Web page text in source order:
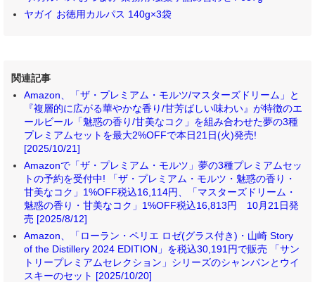
ヤガイ お徳用カルパス 140g×3袋
関連記事
Amazon、「ザ・プレミアム・モルツ/マスターズドリーム」と
『複層的に広がる華やかな香り/甘芳ばしい味わい』が特徴のエ
ールビール「魅惑の香り/甘美なコク」を組み合わせた夢の3種
プレミアムセットを最大2%OFFで本日21日(火)発売!
[2025/10/21]
Amazonで「ザ・プレミアム・モルツ」夢の3種プレミアムセッ
トの予約を受付中! 「ザ・プレミアム・モルツ・魅惑の香り・
甘美なコク」1%OFF税込16,114円、「マスターズドリーム・
魅惑の香り・甘美なコク」1%OFF税込16,813円 10月21日発
売 [2025/8/12]
Amazon、「ローラン・ペリエ ロゼ(グラス付き)・山崎 Story
of the Distillery 2024 EDITION」を税込30,191円で販売 「サン
トリープレミアムセレクション」シリーズのシャンパンとウイ
スキーのセット [2025/10/20]